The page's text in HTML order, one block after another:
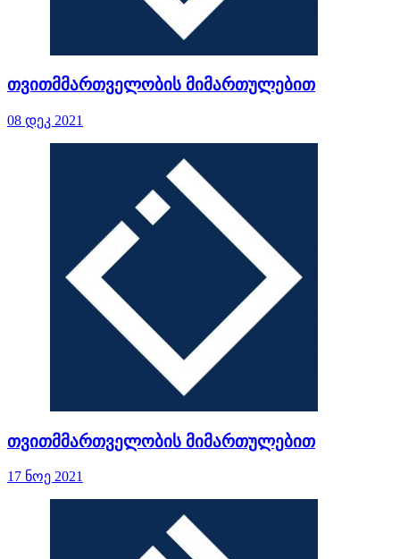
თვითმმართველობის მიმართულებით
08 დეკ 2021
თვითმმართველობის მიმართულებით
17 ნოე 2021